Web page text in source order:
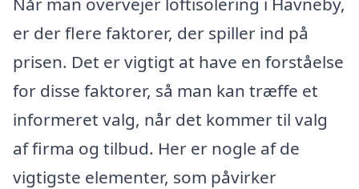
er der flere faktorer, der spiller ind på
prisen. Det er vigtigt at have en forståelse
for disse faktorer, så man kan træffe et
informeret valg, når det kommer til valg
af firma og tilbud. Her er nogle af de
vigtigste elementer, som påvirker